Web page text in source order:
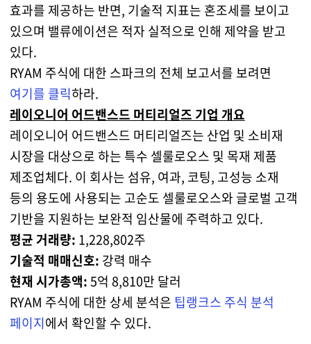
효과를 제공하는 반면, 기술적 지표는 혼조세를 보이고
있으며 밸류에이션은 적자 실적으로 인해 제약을 받고
있다.
RYAM 주식에 대한 스파크의 전체 보고서를 보려면
여기를 클릭하라.
레이오니어 어드밴스드 머티리얼즈 기업 개요
레이오니어 어드밴스드 머티리얼즈는 산업 및 소비재
시장을 대상으로 하는 특수 셀룰로오스 및 목재 제품
제조업체다. 이 회사는 섬유, 여과, 코팅, 고성능 소재
등의 용도에 사용되는 고순도 셀룰로오스와 글로벌 고객
기반을 지원하는 보완적 임산물에 주력하고 있다.
평균 거래량: 1,228,802주
기술적 매매신호: 강력 매수
현재 시가총액:5억 8,810만 달러
RYAM 주식에 대한 상세 분석은 팁랭크스 주식 분석
페이지에서 확인할 수 있다.